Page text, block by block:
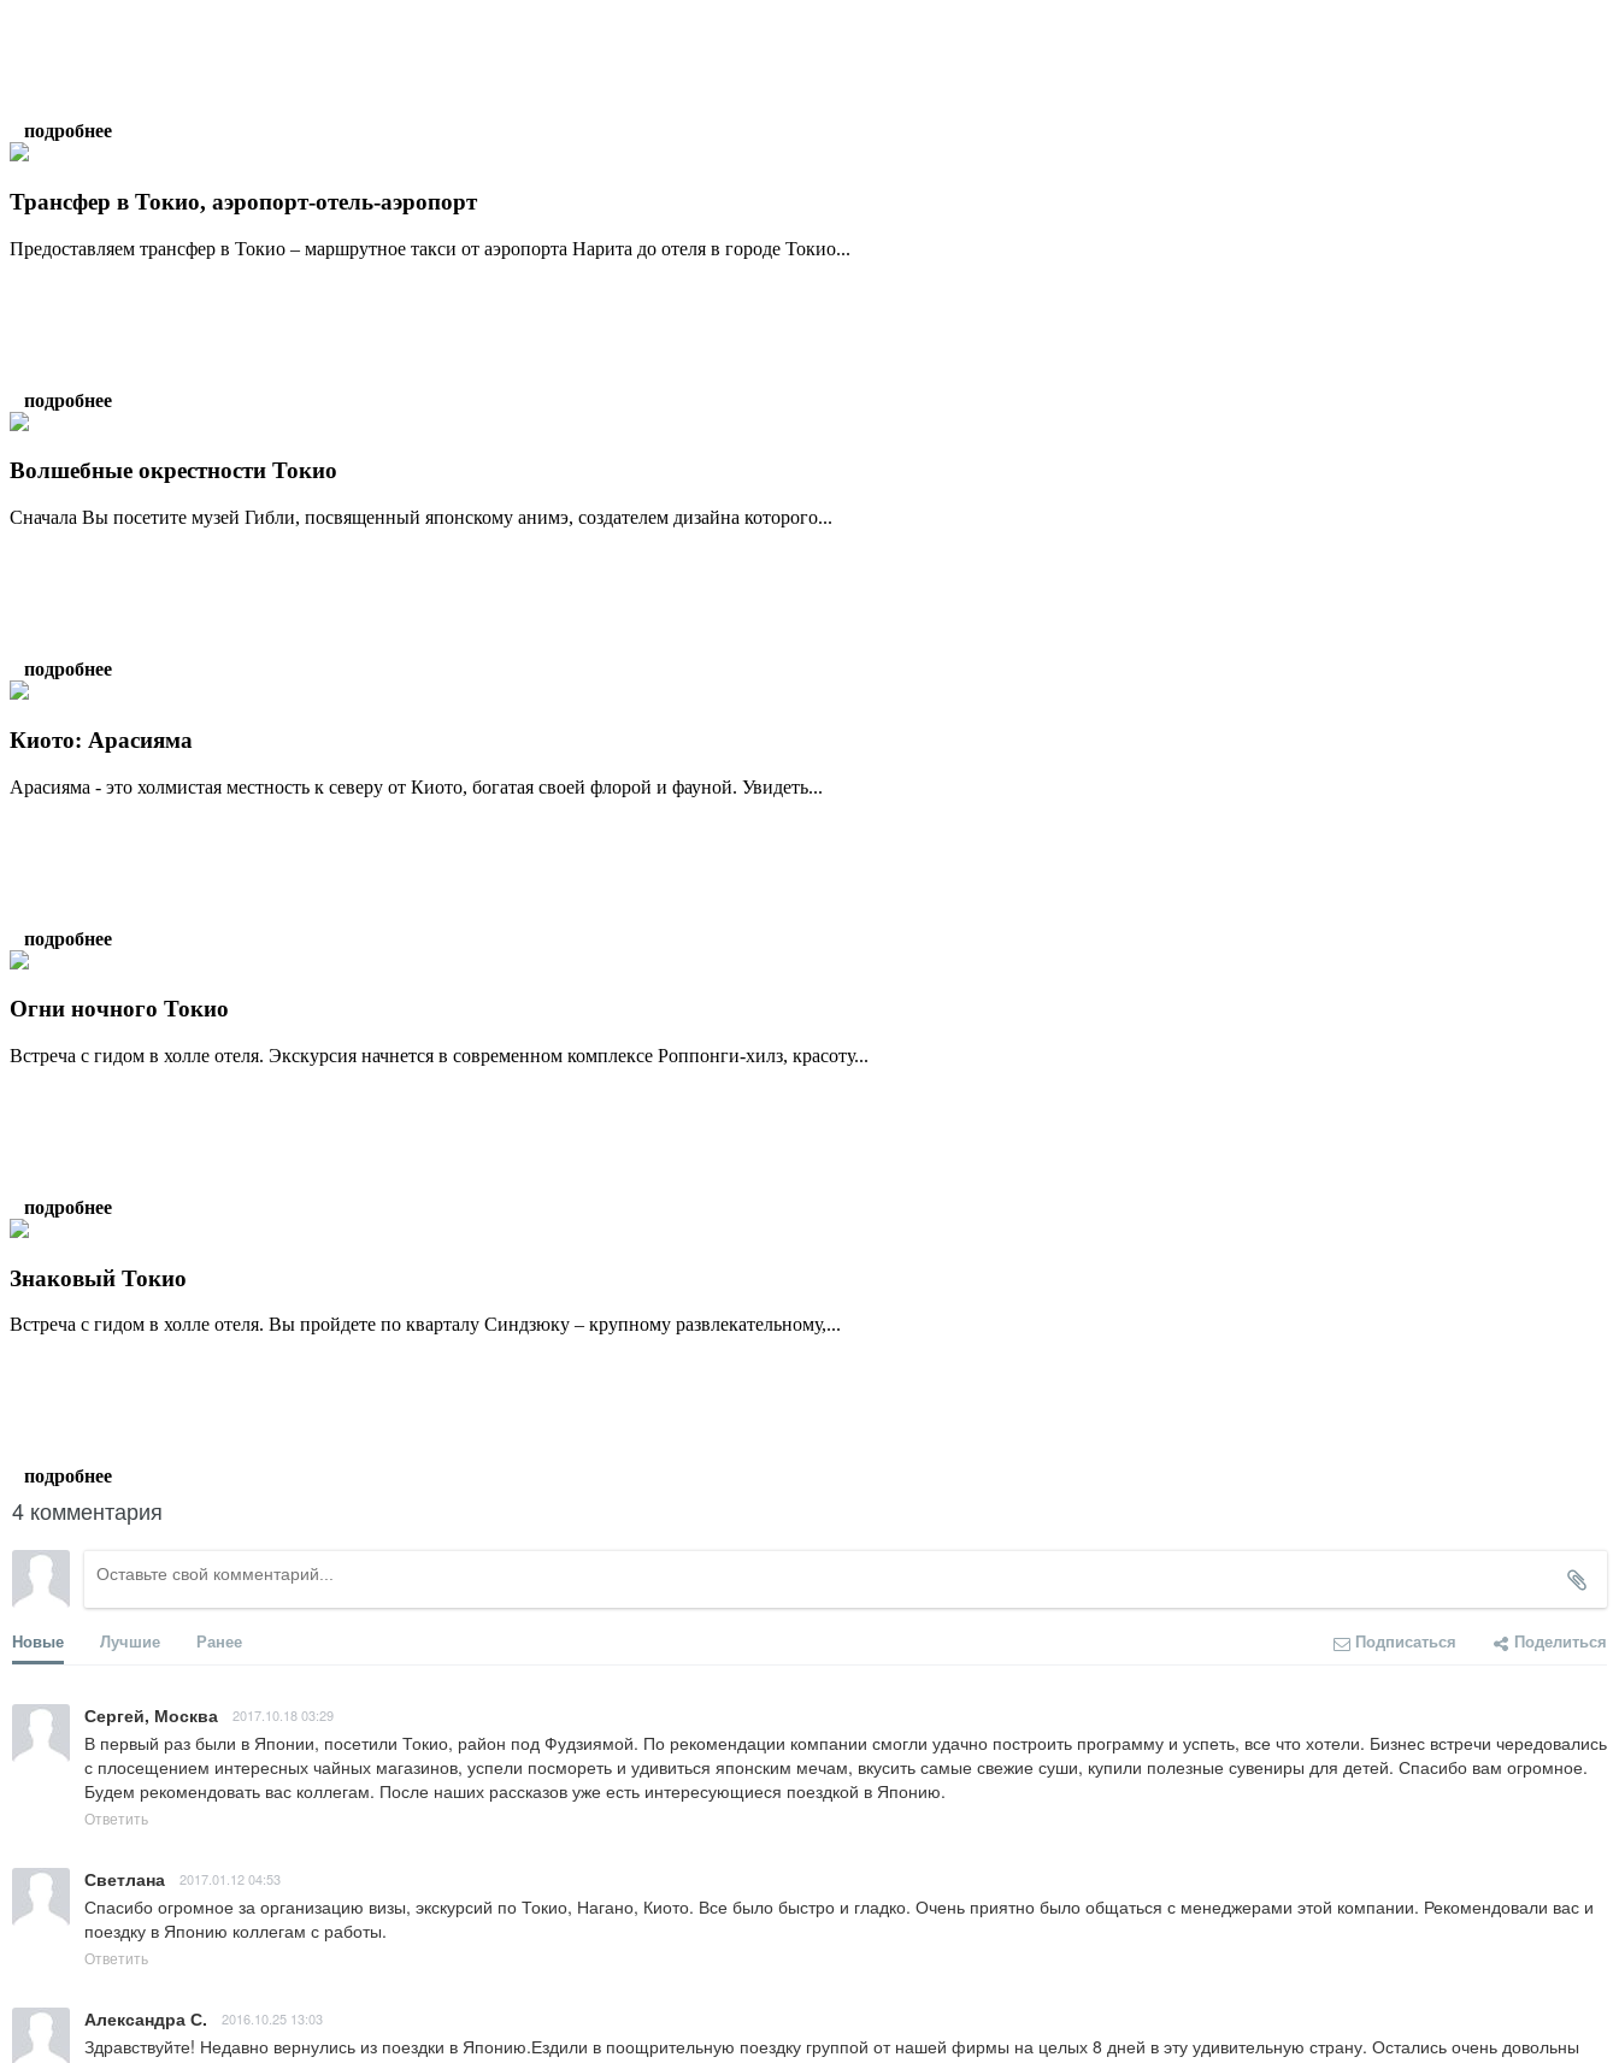
подробнее
Трансфер в Токио, аэропорт-отель-аэропорт
Предоставляем трансфер в Токио – маршрутное такси от аэропорта Нарита до отеля в городе Токио...
подробнее
Волшебные окрестности Токио
Сначала Вы посетите музей Гибли, посвященный японскому анимэ, создателем дизайна которого...
подробнее
Киото: Арасияма
Арасияма - это холмистая местность к северу от Киото, богатая своей флорой и фауной. Увидеть...
подробнее
Огни ночного Токио
Встреча с гидом в холле отеля. Экскурсия начнется в современном комплексе Роппонги-хилз, красоту...
подробнее
Знаковый Токио
Встреча с гидом в холле отеля. Вы пройдете по кварталу Синдзюку – крупному развлекательному,...
подробнее
4 комментария
Новые Лучшие Ранее Подписаться Поделиться
Сергей, Москва 2017.10.18 03:29
В первый раз были в Японии, посетили Токио, район под Фудзиямой. По рекомендации компании смогли удачно построить программу и успеть, все что хотели. Бизнес встречи чередовались
с плосещением интересных чайных магазинов, успели посмореть и удивиться японским мечам, вкусить самые свежие суши, купили полезные сувениры для детей. Спасибо вам огромное.
Будем рекомендовать вас коллегам. После наших рассказов уже есть интересующиеся поездкой в Японию.
Ответить
Светлана 2017.01.12 04:53
Спасибо огромное за организацию визы, экскурсий по Токио, Нагано, Киото. Все было быстро и гладко. Очень приятно было общаться с менеджерами этой компании. Рекомендовали вас и
поездку в Японию коллегам с работы.
Ответить
Александра С. 2016.10.25 13:03
Здравствуйте! Недавно вернулись из поездки в Японию.Ездили в поощрительную поездку группой от нашей фирмы на целых 8 дней в эту удивительную страну. Остались очень довольны